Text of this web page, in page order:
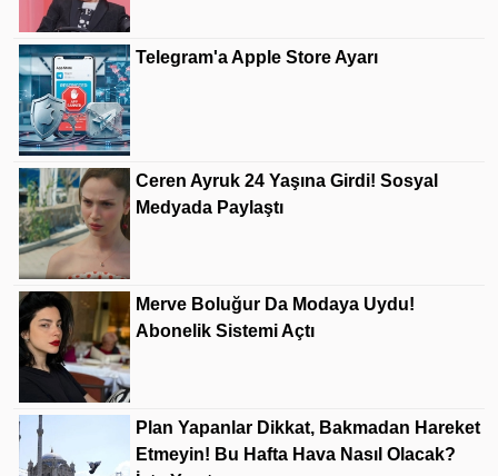
Telegram'a Apple Store Ayarı
Ceren Ayruk 24 Yaşına Girdi! Sosyal
Medyada Paylaştı
Merve Boluğur Da Modaya Uydu!
Abonelik Sistemi Açtı
Plan Yapanlar Dikkat, Bakmadan Hareket
Etmeyin! Bu Hafta Hava Nasıl Olacak?